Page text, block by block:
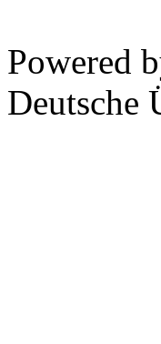
Powered
Deutsche